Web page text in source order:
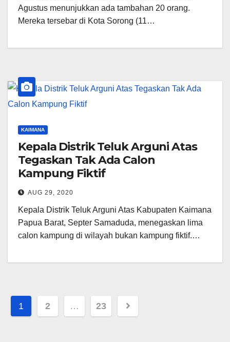
Agustus menunjukkan ada tambahan 20 orang.
Mereka tersebar di Kota Sorong (11…
KAIMANA
Kepala Distrik Teluk Arguni Atas
Tegaskan Tak Ada Calon
Kampung Fiktif
AUG 29, 2020
Kepala Distrik Teluk Arguni Atas Kabupaten Kaimana
Papua Barat, Septer Samaduda, menegaskan lima
calon kampung di wilayah bukan kampung fiktif.…
Posts
1 2 … 23